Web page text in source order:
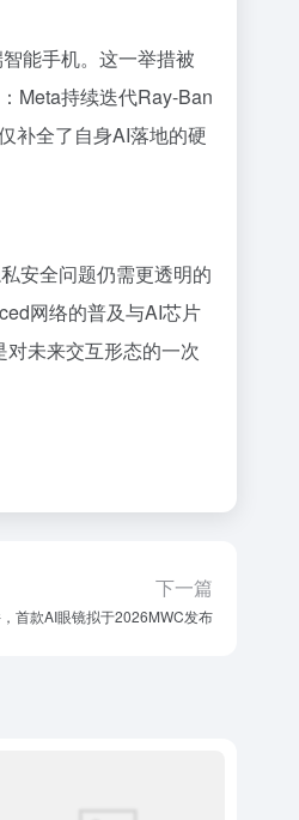
能手机。这一举措被
Meta持续迭代Ray-Ban
补全了自身AI落地的硬
安全问题仍需更透明的
网络的普及与AI芯片
未来交互形态的一次
下一篇
首款AI眼镜拟于2026MWC发布